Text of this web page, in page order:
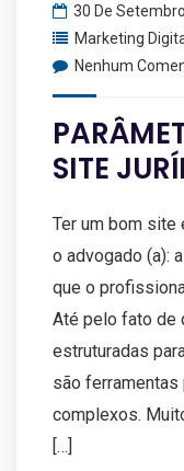
30 De
Marketing
Nenhum
SITE
Ter um bom site
o advogado (a):
que o
Até pelo fato de
estruturadas
são
complexos.
[…]